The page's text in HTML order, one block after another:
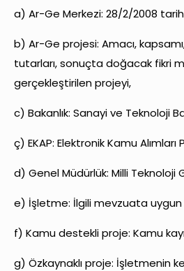
a) Ar-Ge Merkezi: 28/2/2008
b) Ar-Ge projesi: Amacı,
tutarları, sonuçta doğacak fikri
gerçekleştirilen projeyi,
c) Bakanlık: Sanayi ve Teknoloji
ç) EKAP: Elektronik Kamu
d) Genel Müdürlük: Milli Teknoloji
e) İşletme: İlgili mevzuata
f) Kamu destekli proje: Kamu
g) Özkaynaklı proje: İşletmenin